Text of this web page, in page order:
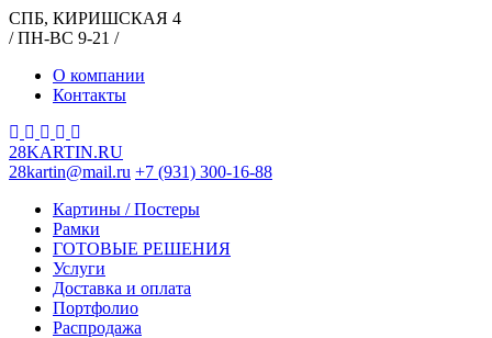
СПБ, КИРИШСКАЯ 4
/ ПН-ВС 9-21 /
О компании
Контакты
28KARTIN.RU
28kartin@mail.ru +7 (931) 300-16-88
Картины / Постеры
Рамки
ГОТОВЫЕ РЕШЕНИЯ
Услуги
Доставка и оплата
Портфолио
Распродажа